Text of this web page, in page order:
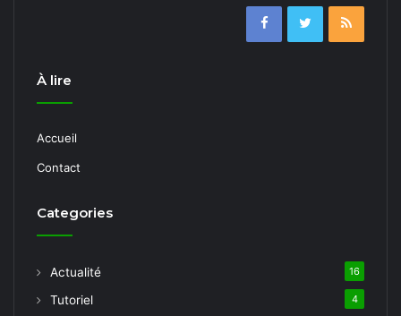
À lire
Accueil
Contact
Categories
Actualité 16
Tutoriel 4